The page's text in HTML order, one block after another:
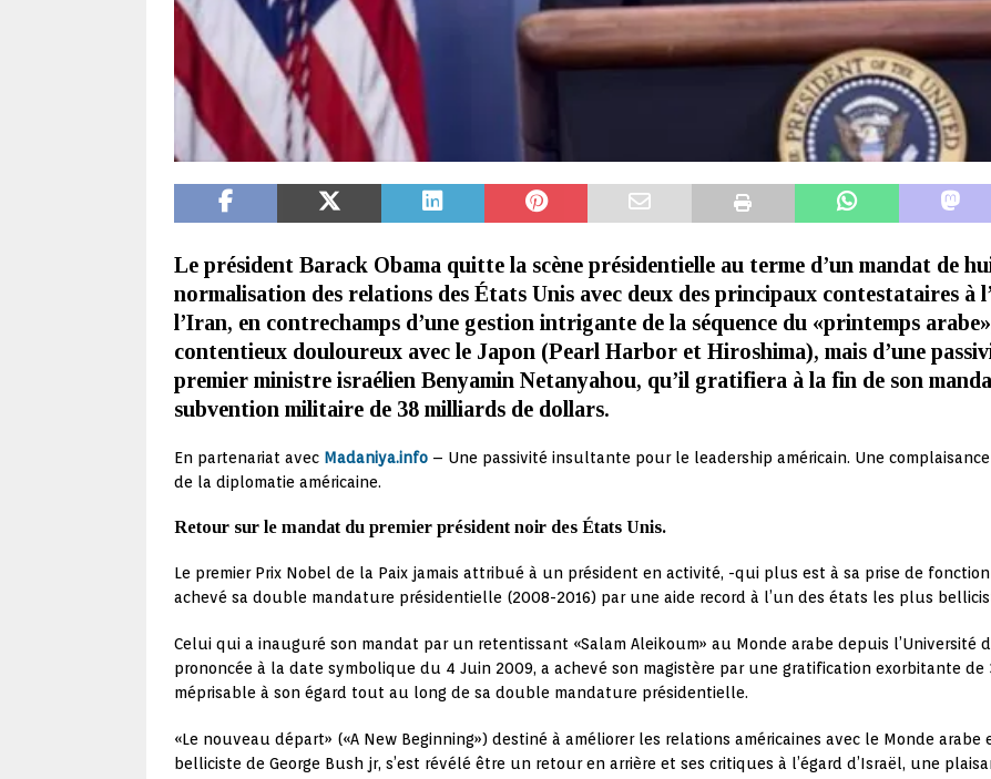
Le président Barack Obama quitte la scène présidentielle au terme d’un mandat de
normalisation des relations des États Unis avec deux des principaux contestataires à
l’Iran, en contrechamps d’une gestion intrigante de la séquence du «printemps
contentieux douloureux avec le Japon (Pearl Harbor et Hiroshima), mais d’une
premier ministre israélien Benyamin Netanyahou, qu’il gratifiera à la fin de son
subvention militaire de 38 milliards de dollars.
En partenariat avec Madaniya.info – Une passivité insultante pour le leadership américain. Une
de la diplomatie américaine.
Retour sur le mandat du premier président noir des États Unis.
Le premier Prix Nobel de la Paix jamais attribué à un président en activité, -qui plus est à sa prise de
achevé sa double mandature présidentielle (2008-2016) par une aide record à l’un des états les plus
Celui qui a inauguré son mandat par un retentissant «Salam Aleikoum» au Monde arabe depuis l’Université
prononcée à la date symbolique du 4 Juin 2009, a achevé son magistère par une gratification exorbitante
méprisable à son égard tout au long de sa double mandature présidentielle.
«Le nouveau départ» («A New Beginning») destiné à améliorer les relations américaines avec le Monde
belliciste de George Bush jr, s’est révélé être un retour en arrière et ses critiques à l’égard d’Israël, une